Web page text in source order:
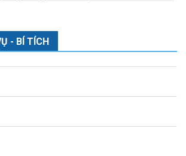
- BÍ TÍCH